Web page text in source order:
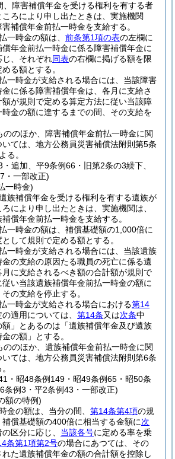
、障害補償年金を受ける権利を有する者
ろにより申し出たときは、実施機関
補償年金前払一時金を支給する。
一時金の額は、 前条第1項の表の左欄に
年金前払一時金に係る障害補償年金に
、それぞれ同表の右欄に掲げる額を限
る額とする。
一時金が支給される場合には、当該障害
に係る障害補償年金は、各月に支給さ
が規則で定める算定方法に従い当該障
金の額に達するまでの間、その支給を
ののほか、障害補償年金前払一時金に関
いては、地方公務員災害補償法附則第5条
る。
追加、平9条例66・旧第2条の3繰下、
・一部改正)
一時金)
族補償年金を受ける権利を有する遺族が
により申し出たときは、実施機関は、
償年金前払一時金を支給する。
一時金の額は、補償基礎額の1,000倍に
して規則で定める額とする。
一時金が支給される場合には、当該遺族
の支給の原因たる職員の死亡に係る遺
に支給されるべき額の合計額が規則で
い当該遺族補償年金前払一時金の額に
の支給を停止する。
一時金が支給される場合における第14
適用については、 第14条又は次条中
額」とあるのは「遺族補償年金及び遺族
の額」とする。
ののほか、遺族補償年金前払一時金に関
いては、地方公務員災害補償法附則第6条
・昭48条例149・昭49条例65・昭50条
条例3・平2条例43・一部改正)
額の特例)
金の額は、当分の間、 第14条第4項の規
償基礎額の400倍に相当する金額に次
区分に応じ、 当該各号に定める率を乗
条第1項第2号の場合にあつては、その
た遺族補償年金の額の合計額を控除し